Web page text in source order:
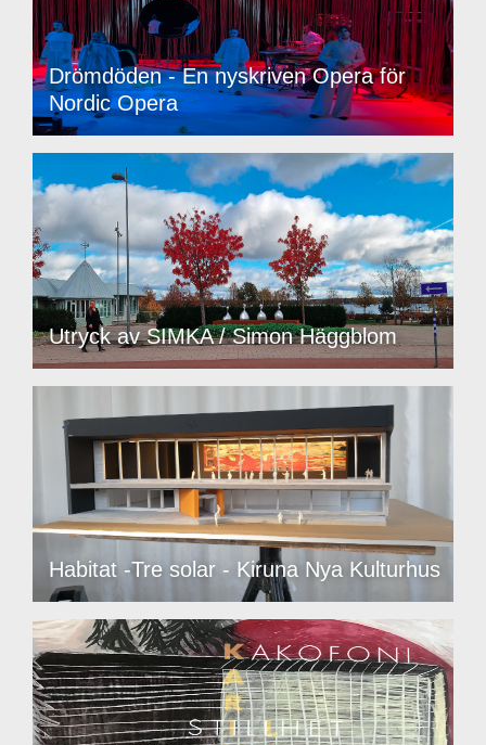
Drömdöden - En nyskriven Opera för
Nordic Opera
Utryck av SIMKA / Simon Häggblom
Habitat -Tre solar - Kiruna Nya Kulturhus